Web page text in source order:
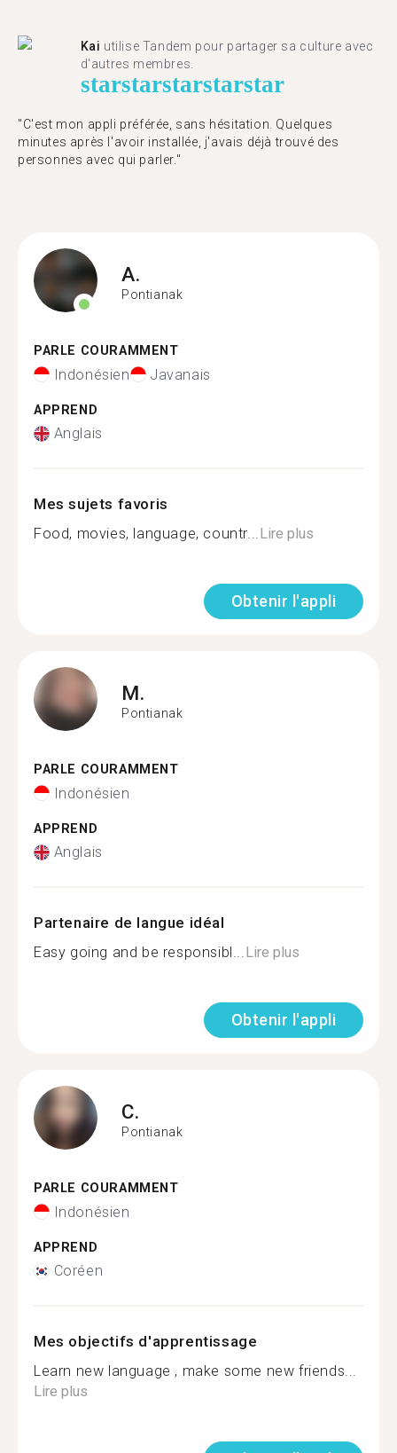
Kai utilise Tandem pour partager sa culture avec
d'autres membres.
starstarstarstarstar
"C'est mon appli préférée, sans hésitation. Quelques
minutes après l'avoir installée, j'avais déjà trouvé des
personnes avec qui parler."
A.
Pontianak
PARLE COURAMMENT
Indonésien Javanais
APPREND
Anglais
Mes sujets favoris
Food, movies, language, countr...Lire plus
Obtenir l'appli
M.
Pontianak
PARLE COURAMMENT
Indonésien
APPREND
Anglais
Partenaire de langue idéal
Easy going and be responsibl...Lire plus
Obtenir l'appli
C.
Pontianak
PARLE COURAMMENT
Indonésien
APPREND
Coréen
Mes objectifs d'apprentissage
Learn new language , make some new friends...
Lire plus